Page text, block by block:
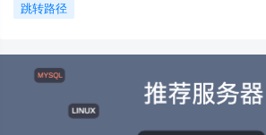
跳转路径